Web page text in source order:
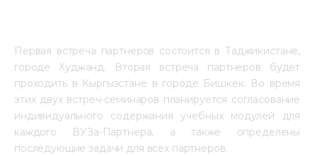
Первая встреча партнеров состоится в Таджикистане,
городе Худжанд. Вторая встреча партнеров будет
проходить в Кыргызстане в городе Бишкек. Во время
этих двух встреч-семинаров планируется согласование
индивидуального содержания учебных модулей для
каждого ВУЗа-Партнера, а также определены
последующие задачи для всех партнеров.